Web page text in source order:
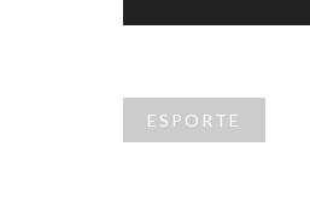
ESPORTE